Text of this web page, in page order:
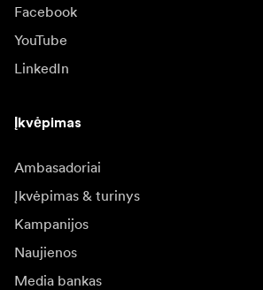
Facebook
YouTube
LinkedIn
Įkvėpimas
Ambasadoriai
Įkvėpimas & turinys
Kampanijos
Naujienos
Media bankas